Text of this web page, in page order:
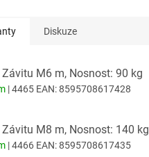
Diskuze
Závitu M6 m, Nosnost: 90 kg
| 4465 EAN:8595708617428
Závitu M8 m, Nosnost: 140 kg
| 4466 EAN:8595708617435